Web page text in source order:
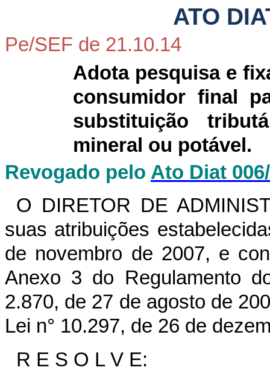
ATO
Pe/SEF de 21.10.14
Adota pesquisa e
consumidor final
substituição
mineral ou potável.
Revogado pelo Ato Diat
O DIRETOR DE
suas atribuições
de novembro de 2007, e
Anexo 3 do Regulamento
2.870, de 27 de agosto de
Lei n° 10.297, de 26 de
R E S O L V E: